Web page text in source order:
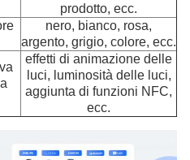
prodotto, ecc.
nero, bianco, rosa,
argento, grigio, colore, ecc.
effetti di animazione delle
luci, luminosità delle luci,
aggiunta di funzioni NFC,
ecc.